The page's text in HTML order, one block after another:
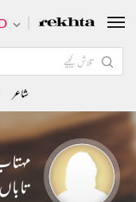
تاباں
شاعر